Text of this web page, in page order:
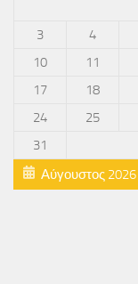
Αύγουστος 2026
3
4
10
11
17
18
24
25
31